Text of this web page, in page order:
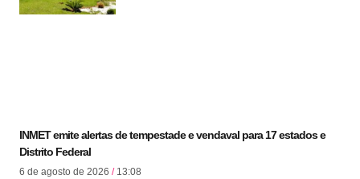
INMET emite alertas de tempestade e vendaval para 17 estados e
Distrito Federal
6 de agosto de 2026 13:08